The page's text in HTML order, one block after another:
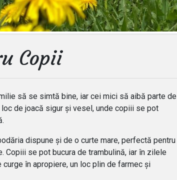
Copii
să se simtă bine, iar cei mici să aibă parte de
loc de joacă sigur și vesel, unde copiii se pot
dispune și de o curte mare, perfectă pentru
Copiii se pot bucura de trambulină, iar în zilele
curge în apropiere, un loc plin de farmec și